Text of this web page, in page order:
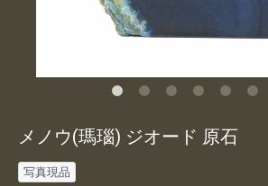
メノウ(瑪瑙) ジオード 原石
写真現品